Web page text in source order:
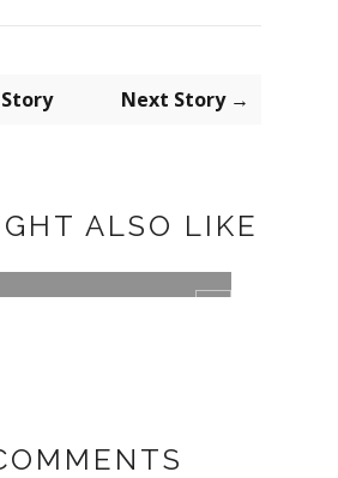
Next Story →
ALSO LIKE